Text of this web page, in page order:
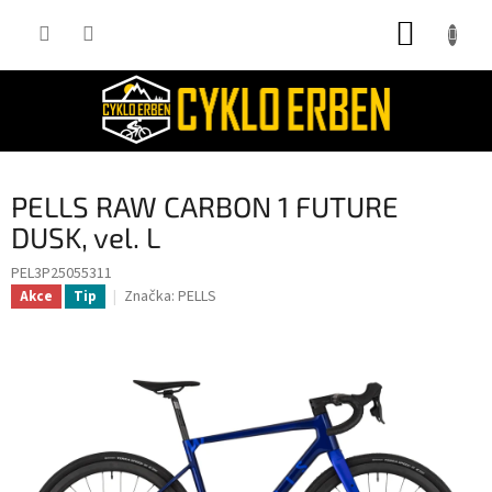
PELLS RAW CARBON 1 FUTURE
DUSK, vel. L
PEL3P25055311
Akce Tip Značka: PELLS